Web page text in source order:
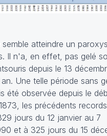
atteindre un
Il n'a, en effet, pas gelé
depuis le 13
Une telle période sans
été observée depuis le
les précédents records
jours du 12 janvier au 7
et à 325 jours du 15